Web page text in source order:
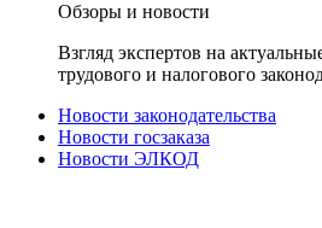
Обзоры и новости
Взгляд экспертов на
трудового и налогового
Новости законодательства
Новости госзаказа
Новости ЭЛКОД